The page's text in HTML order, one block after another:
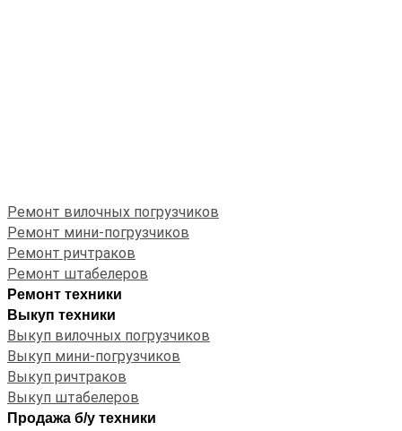
Ремонт вилочных погрузчиков
Ремонт мини-погрузчиков
Ремонт ричтраков
Ремонт штабелеров
Ремонт техники
Выкуп техники
Выкуп вилочных погрузчиков
Выкуп мини-погрузчиков
Выкуп ричтраков
Выкуп штабелеров
Продажа б/у техники